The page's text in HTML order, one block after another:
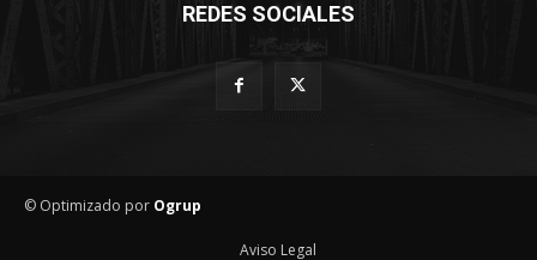
REDES SOCIALES
© Optimizado por Ogrup
Aviso Legal